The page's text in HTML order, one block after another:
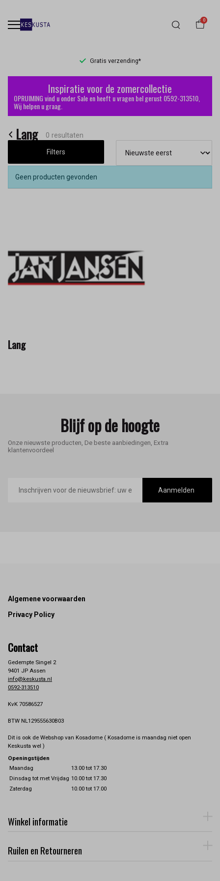
0
Gratis verzending*
Lang
Keskusta
Inspiratie voor de zomercollectie
OPRUIMING vind u onder Sale en heeft u vragen bel gerust 0592-313510,
Wij helpen u graag.
Lang 0 resultaten
Filters
Geen producten gevonden
Lang
Blijf op de hoogte
Onze nieuwste producten, De beste aanbiedingen, Extra
klantenvoordeel
mailadres
Aanmelden
Footer
Algemene voorwaarden
Privacy Policy
Contact
Gedempte Singel 2
9401 JP Assen
info@keskusta.nl
0592-313510
KvK 70586527
BTW NL129555630B03
Dit is ook de Webshop van Kosadome ( Kosadome is maandag niet open
Keskusta wel )
Openingstijden
Maandag
13.00 tot 17.30
Dinsdag tot met Vrijdag 10.00 tot 17.30
Zaterdag
10.00 tot 17.00
Winkel informatie
Ruilen en Retourneren